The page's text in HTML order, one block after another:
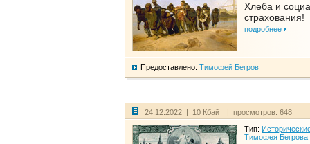
Хлеба и
страхования!
подробнее
Предоставлено: Тимофей Бегров
24.12.2022 | 10 Кбайт | просмотров: 648
Тип:
Тимофея Бегрова